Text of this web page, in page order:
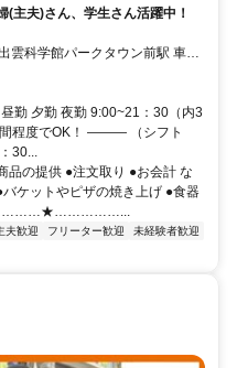
(主夫)さん、学生さん活躍中！
雲科学館パークタウン前駅 車で
勤 夕勤 夜勤 9:00~21：30（内3
間程度でOK！ ――― （シフト
30...
品の提供 ●注文取り ●お会計 な
ケットやピザの焼き上げ ●食器
★……………★……………...
夫歓迎 フリーター歓迎
未経験者歓迎